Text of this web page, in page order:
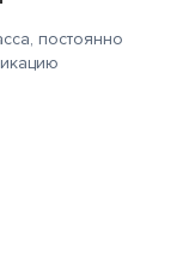
постоянно